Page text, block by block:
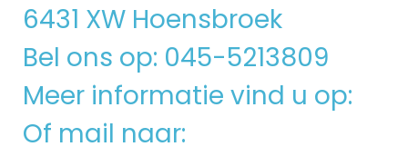
6431 XW Hoensbroek
Bel ons op: 045-5213809
Meer informatie vind u op:
Of mail naar: